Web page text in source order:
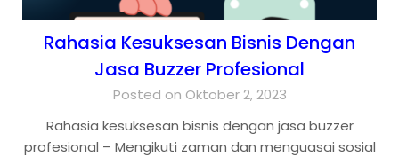
Rahasia Kesuksesan Bisnis Dengan
Jasa Buzzer Profesional
Posted on Oktober 2, 2023
Rahasia kesuksesan bisnis dengan jasa buzzer
profesional – Mengikuti zaman dan menguasai sosial